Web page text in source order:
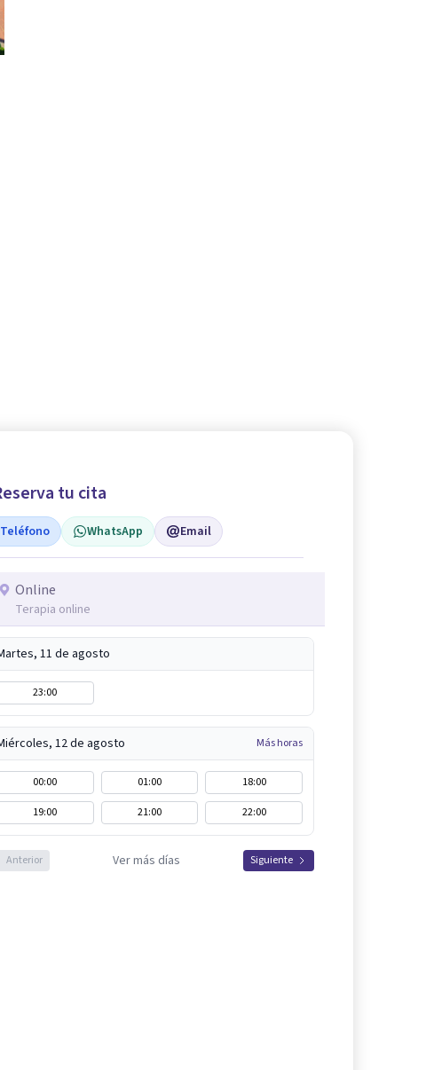
tu cita
Teléfono WhatsApp Email
Online
Terapia online
11 de agosto
23:00
12 de agosto Más horas
00:00 01:00
18:00
19:00
21:00 22:00
Anterior Ver más días Siguiente